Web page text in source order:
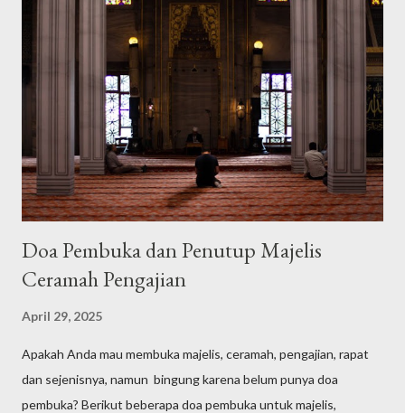
Doa Pembuka dan Penutup Majelis
Ceramah Pengajian
April 29, 2025
Apakah Anda mau membuka majelis, ceramah, pengajian, rapat
dan sejenisnya, namun bingung karena belum punya doa
pembuka? Berikut beberapa doa pembuka untuk majelis,